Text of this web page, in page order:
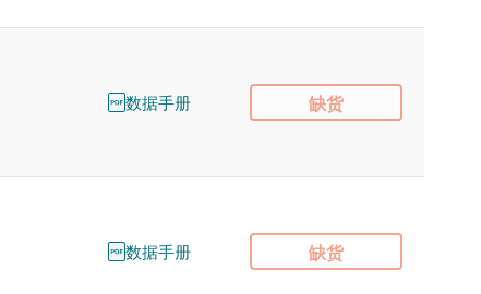
数据手册 缺货
数据手册 缺货